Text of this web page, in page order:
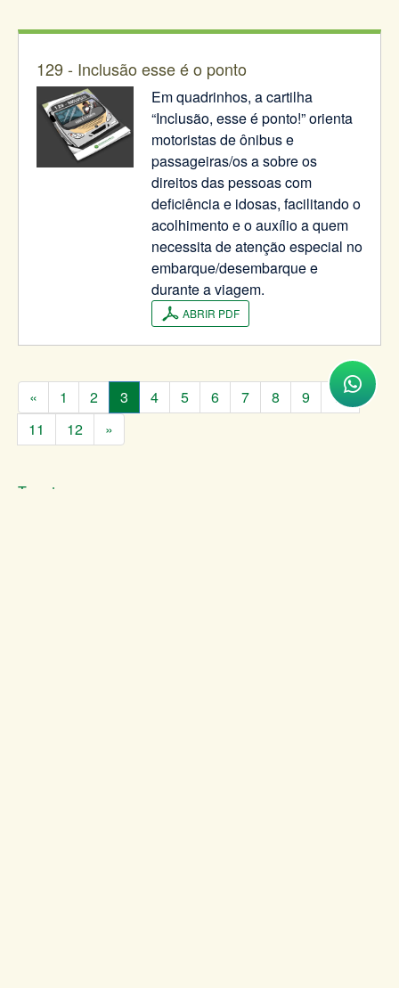
129 - Inclusão esse é o ponto
Em quadrinhos, a cartilha
“Inclusão, esse é ponto!” orienta
motoristas de ônibus e
passageiras/os a sobre os
direitos das pessoas com
deficiência e idosas, facilitando o
acolhimento e o auxílio a quem
necessita de atenção especial no
embarque/desembarque e
durante a viagem.
ABRIR PDF
« 1 2 3 4 5 6 7 8 9
10
11
12 »
Tweet